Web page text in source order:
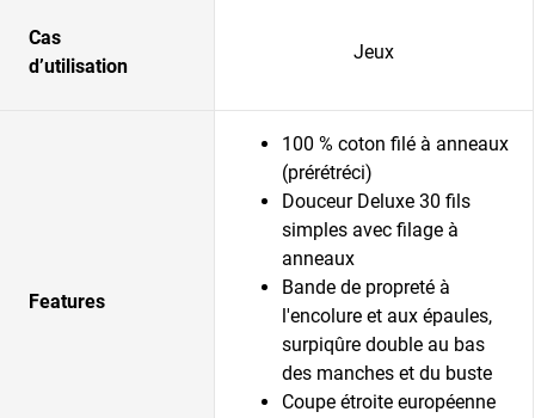
Cas
d’utilisation
Jeux
Features
100 % coton filé à anneaux
(prérétréci)
Douceur Deluxe 30 fils
simples avec filage à
anneaux
Bande de propreté à
l'encolure et aux épaules,
surpiqûre double au bas
des manches et du buste
Coupe étroite européenne